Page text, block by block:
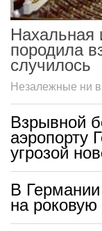
Нахальная
породила
случилось
Незалежные ни
Взрывной
аэропорту
угрозой
В
на